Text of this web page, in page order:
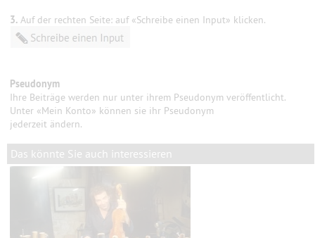
3. Auf der rechten Seite: auf «Schreibe einen Input» klicken.
Pseudonym
Ihre Beiträge werden nur unter ihrem Pseudonym veröffentlicht.
Unter «Mein Konto» können sie ihr Pseudonym
jederzeit ändern.
Das könnte Sie auch interessieren